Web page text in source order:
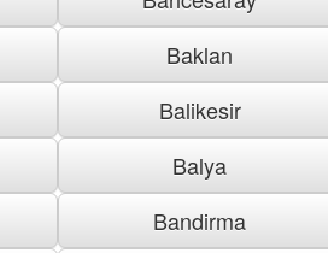
Baklan
Balikesir
Balya
Bandirma